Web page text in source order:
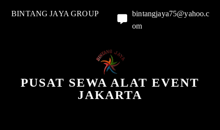
BINTANG JAYA GROUP
bintangjaya75@yahoo.c
om
PUSAT SEWA ALAT EVENT
JAKARTA